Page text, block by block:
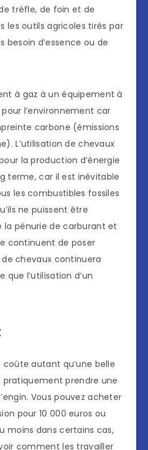
trèfle, de foin et de
les outils agricoles tirés par
besoin d’essence ou de
à gaz à un équipement à
l’environnement car
carbone (émissions
L’utilisation de chevaux
la production d’énergie
terme, car il est inévitable
les combustibles fossiles
ne puissent être
pénurie de carburant et
continuent de poser
chevaux continuera
que l’utilisation d’un
autant qu’une belle
pratiquement prendre une
Vous pouvez acheter
pour 10 000 euros ou
moins dans certains cas,
comment les travailler